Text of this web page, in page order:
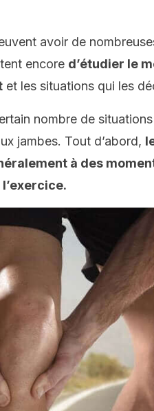
avoir de
encore d’étudier le
et les situations qui les
nombre de
jambes. Tout d’abord,
à des